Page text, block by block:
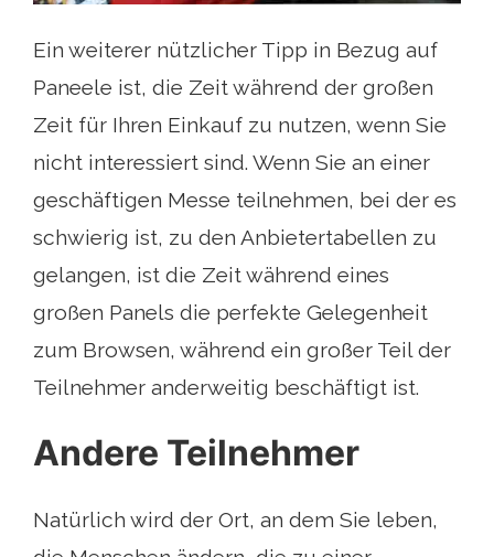
Ein weiterer nützlicher Tipp in Bezug auf
Paneele ist, die Zeit während der großen
Zeit für Ihren Einkauf zu nutzen, wenn Sie
nicht interessiert sind. Wenn Sie an einer
geschäftigen Messe teilnehmen, bei der es
schwierig ist, zu den Anbietertabellen zu
gelangen, ist die Zeit während eines
großen Panels die perfekte Gelegenheit
zum Browsen, während ein großer Teil der
Teilnehmer anderweitig beschäftigt ist.
Andere Teilnehmer
Natürlich wird der Ort, an dem Sie leben,